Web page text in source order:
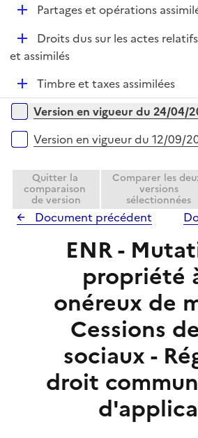
r
D
l
r
Partages et opérations
D
é
e
r
Droits dus sur les actes
et assimilés
D
é
p
e
r
Timbre et taxes assimilées
Versions sur la période
Version en vigueur du 24/04/
Version en vigueur du 12/09/
Quitter la
comparaison
de version
Comparer les
versions
sélectionnées
Document précédent
ENR -
propriété
onéreux de
Cessions
sociaux -
droit